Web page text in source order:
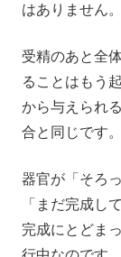
はありません。
受精のあと全
ることはもう
から与えられ
合と同じです。
器官が「そろ
「まだ完成し
完成にとどま